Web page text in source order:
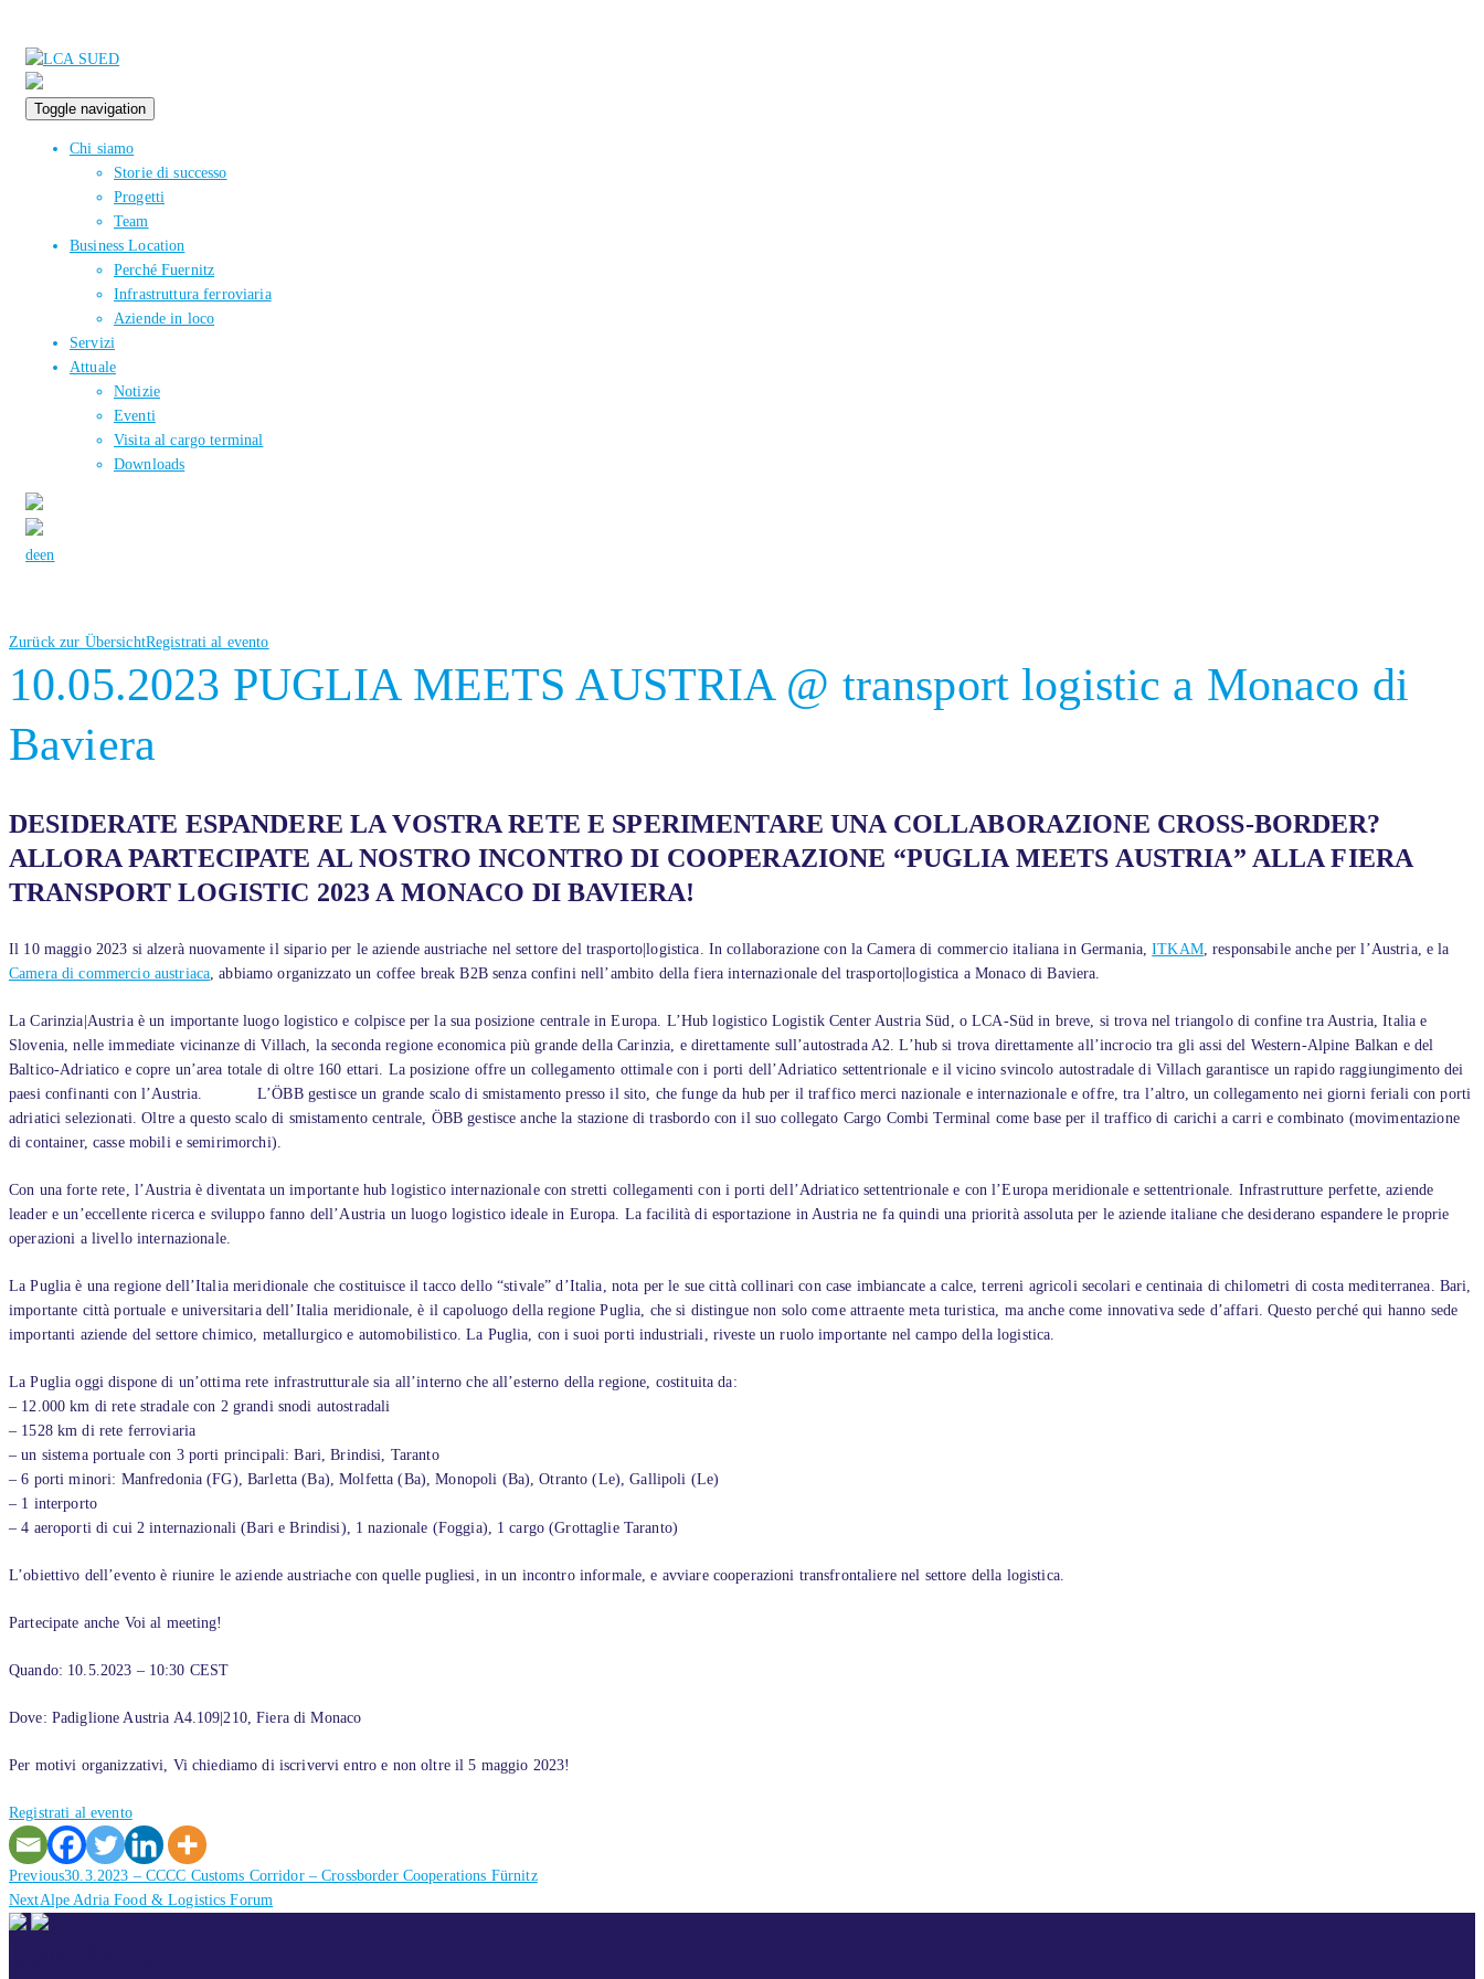
Toggle navigation
Chi siamo
Storie di successo
Progetti
Team
Business Location
Perché Fuernitz
Infrastruttura ferroviaria
Aziende in loco
Servizi
Attuale
Notizie
Eventi
Visita al cargo terminal
Downloads
deen
Zurück zur ÜbersichtRegistrati al evento
10.05.2023 PUGLIA MEETS AUSTRIA @ transport logistic a Monaco di
Baviera
DESIDERATE ESPANDERE LA VOSTRA RETE E SPERIMENTARE UNA COLLABORAZIONE CROSS-BORDER?
ALLORA PARTECIPATE AL NOSTRO INCONTRO DI COOPERAZIONE “PUGLIA MEETS AUSTRIA” ALLA FIERA
TRANSPORT LOGISTIC 2023 A MONACO DI BAVIERA!
Il 10 maggio 2023 si alzerà nuovamente il sipario per le aziende austriache nel settore del trasporto|logistica. In collaborazione con la Camera di commercio italiana in Germania,ITKAM, responsabile anche per l’Austria, e la
Camera di commercio austriaca , abbiamo organizzato un coffee break B2B senza confini nell’ambito della fiera internazionale del trasporto|logistica a Monaco di Baviera.
La Carinzia|Austria è un importante luogo logistico e colpisce per la sua posizione centrale in Europa. L’Hub logistico Logistik Center Austria Süd, o LCA-Süd in breve, si trova nel triangolo di confine tra Austria, Italia e
Slovenia, nelle immediate vicinanze di Villach, la seconda regione economica più grande della Carinzia, e direttamente sull’autostrada A2. L’hub si trova direttamente all’incrocio tra gli assi del Western-Alpine Balkan e del
Baltico-Adriatico e copre un’area totale di oltre 160 ettari. La posizione offre un collegamento ottimale con i porti dell’Adriatico settentrionale e il vicino svincolo autostradale di Villach garantisce un rapido raggiungimento dei
paesi confinanti con l’Austria. L’ÖBB gestisce un grande scalo di smistamento presso il sito, che funge da hub per il traffico merci nazionale e internazionale e offre, tra l’altro, un collegamento nei giorni feriali con porti
adriatici selezionati. Oltre a questo scalo di smistamento centrale, ÖBB gestisce anche la stazione di trasbordo con il suo collegato Cargo Combi Terminal come base per il traffico di carichi a carri e combinato (movimentazione
di container, casse mobili e semirimorchi).
Con una forte rete, l’Austria è diventata un importante hub logistico internazionale con stretti collegamenti con i porti dell’Adriatico settentrionale e con l’Europa meridionale e settentrionale. Infrastrutture perfette, aziende
leader e un’eccellente ricerca e sviluppo fanno dell’Austria un luogo logistico ideale in Europa. La facilità di esportazione in Austria ne fa quindi una priorità assoluta per le aziende italiane che desiderano espandere le proprie
operazioni a livello internazionale.
La Puglia è una regione dell’Italia meridionale che costituisce il tacco dello “stivale” d’Italia, nota per le sue città collinari con case imbiancate a calce, terreni agricoli secolari e centinaia di chilometri di costa mediterranea. Bari,
importante città portuale e universitaria dell’Italia meridionale, è il capoluogo della regione Puglia, che si distingue non solo come attraente meta turistica, ma anche come innovativa sede d’affari. Questo perché qui hanno sede
importanti aziende del settore chimico, metallurgico e automobilistico. La Puglia, con i suoi porti industriali, riveste un ruolo importante nel campo della logistica.
La Puglia oggi dispone di un’ottima rete infrastrutturale sia all’interno che all’esterno della regione, costituita da:
– 12.000 km di rete stradale con 2 grandi snodi autostradali
– 1528 km di rete ferroviaria
– un sistema portuale con 3 porti principali: Bari, Brindisi, Taranto
– 6 porti minori: Manfredonia (FG), Barletta (Ba), Molfetta (Ba), Monopoli (Ba), Otranto (Le), Gallipoli (Le)
– 1 interporto
– 4 aeroporti di cui 2 internazionali (Bari e Brindisi), 1 nazionale (Foggia), 1 cargo (Grottaglie Taranto)
L’obiettivo dell’evento è riunire le aziende austriache con quelle pugliesi, in un incontro informale, e avviare cooperazioni transfrontaliere nel settore della logistica.
Partecipate anche Voi al meeting!
Quando: 10.5.2023 – 10:30 CEST
Dove: Padiglione Austria A4.109|210, Fiera di Monaco
Per motivi organizzativi, Vi chiediamo di iscrivervi entro e non oltre il 5 maggio 2023!
Registrati al evento
PreviousPrevious
post:
30.3.2023 – CCCC Customs Corridor – Crossborder Cooperations Fürnitz
NextNext
post:
Alpe Adria Food & Logistics Forum